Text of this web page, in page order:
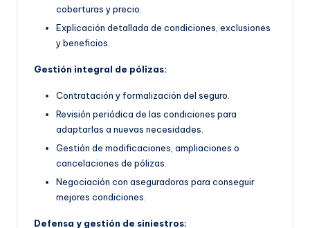
coberturas y precio.
Explicación detallada de condiciones, exclusiones
y beneficios.
Gestión integral de pólizas:
Contratación y formalización del seguro.
Revisión periódica de las condiciones para
adaptarlas a nuevas necesidades.
Gestión de modificaciones, ampliaciones o
cancelaciones de pólizas.
Negociación con aseguradoras para conseguir
mejores condiciones.
Defensa y gestión de siniestros: